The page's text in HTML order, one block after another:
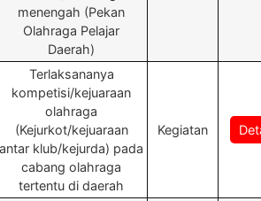
menengah (Pekan
Olahraga Pelajar
Daerah)
Terlaksananya
kompetisi/kejuaraan
olahraga
(Kejurkot/kejuaraan
antar klub/kejurda) pada
cabang olahraga
tertentu di daerah
Kegiatan